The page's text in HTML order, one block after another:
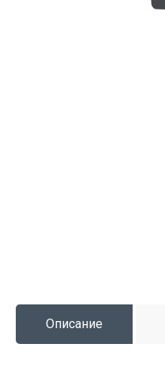
Описание